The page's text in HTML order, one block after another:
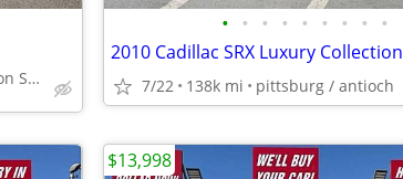
CJ Auto Sales 3832 Atchison St Riverbank 209-863-8999
• • • • • • • • •
2010 Cadillac SRX Luxury Collection
7/22 138k mi pittsburg / antioch
$13,998